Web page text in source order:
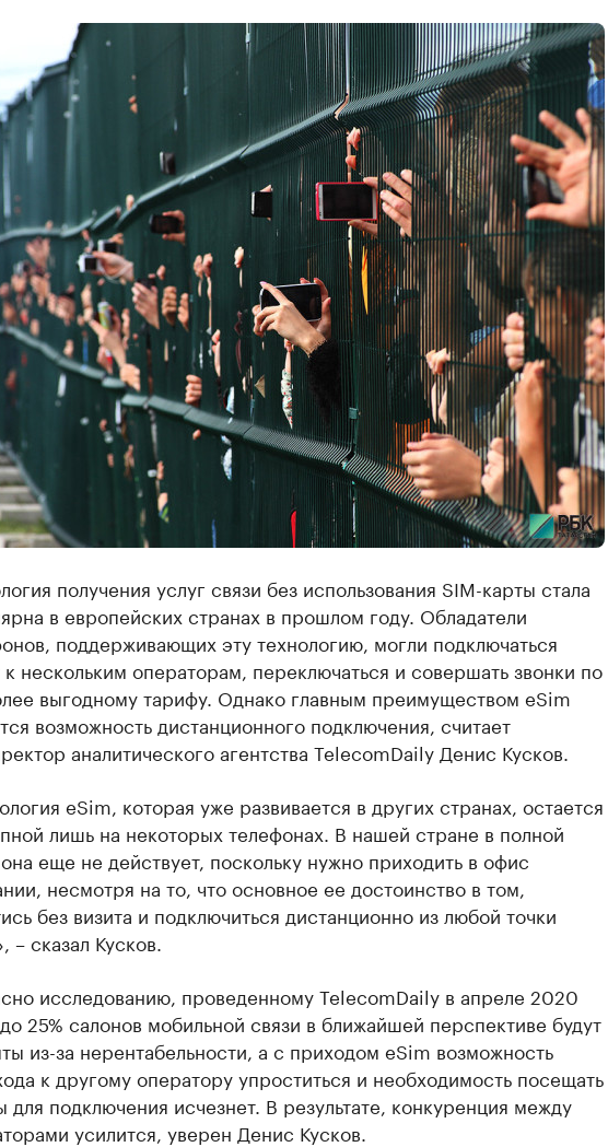
получения услуг связи без использования SIM-карты стала
в европейских странах в прошлом году. Обладатели
поддерживающих эту технологию, могли подключаться
к нескольким операторам, переключаться и совершать звонки по
выгодному тарифу. Однако главным преимуществом eSim
возможность дистанционного подключения, считает
аналитического агентства TelecomDaily Денис Кусков.
eSim, которая уже развивается в других странах, остается
лишь на некоторых телефонах. В нашей стране в полной
еще не действует, поскольку нужно приходить в офис
несмотря на то, что основное ее достоинство в том,
без визита и подключиться дистанционно из любой точки
– сказал Кусков.
исследованию, проведенному TelecomDaily в апреле 2020
25% салонов мобильной связи в ближайшей перспективе будут
из-за нерентабельности, а с приходом eSim возможность
к другому оператору упроститься и необходимость посещать
для подключения исчезнет. В результате, конкуренция между
усилится, уверен Денис Кусков.